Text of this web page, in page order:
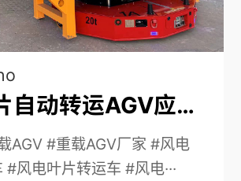
40t叶片自动转运AGV应用于风电叶片的转运
AGV #重载AGV厂家 #风电
风电叶片转运车 #风电···